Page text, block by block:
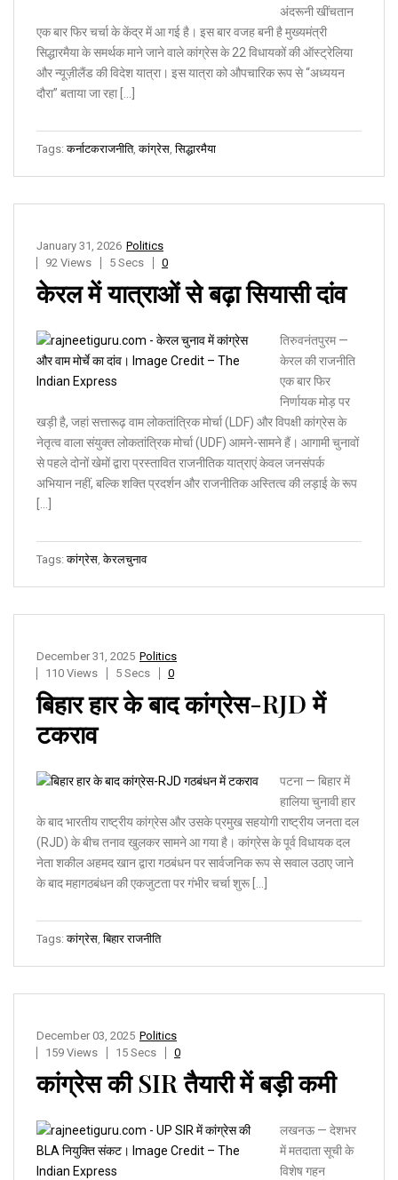
अंदरूनी खींचतान
एक बार फिर चर्चा के केंद्र में आ गई है। इस बार वजह बनी है मुख्यमंत्री
सिद्धारमैया के समर्थक माने जाने वाले कांग्रेस के 22 विधायकों की ऑस्ट्रेलिया
और न्यूज़ीलैंड की विदेश यात्रा। इस यात्रा को औपचारिक रूप से “अध्ययन
दौरा” बताया जा रहा […]
Tags:कर्नाटकराजनीति,कांग्रेस ,सिद्धारमैया
Politics
January 31, 2026
92 Views
5 Secs 0
केरल में यात्राओं से बढ़ा सियासी दांव
तिरुवनंतपुरम —
केरल की राजनीति
एक बार फिर
निर्णायक मोड़ पर
खड़ी है, जहां सत्तारूढ़ वाम लोकतांत्रिक मोर्चा (LDF) और विपक्षी कांग्रेस के
नेतृत्व वाला संयुक्त लोकतांत्रिक मोर्चा (UDF) आमने-सामने हैं। आगामी चुनावों
से पहले दोनों खेमों द्वारा प्रस्तावित राजनीतिक यात्राएं केवल जनसंपर्क
अभियान नहीं, बल्कि शक्ति प्रदर्शन और राजनीतिक अस्तित्व की लड़ाई के रूप
[…]
Tags:कांग्रेस ,केरलचुनाव
Politics
December 31, 2025
110 Views
5 Secs 0
बिहार हार के बाद कांग्रेस-RJD में
टकराव
पटना — बिहार में
हालिया चुनावी हार
के बाद भारतीय राष्ट्रीय कांग्रेस और उसके प्रमुख सहयोगी राष्ट्रीय जनता दल
(RJD) के बीच तनाव खुलकर सामने आ गया है। कांग्रेस के पूर्व विधायक दल
नेता शकील अहमद खान द्वारा गठबंधन पर सार्वजनिक रूप से सवाल उठाए जाने
के बाद महागठबंधन की एकजुटता पर गंभीर चर्चा शुरू […]
Tags:कांग्रेस ,बिहार राजनीति
Politics
December 03, 2025
159 Views
15 Secs 0
कांग्रेस की SIR तैयारी में बड़ी कमी
लखनऊ — देशभर
में मतदाता सूची के
विशेष गहन